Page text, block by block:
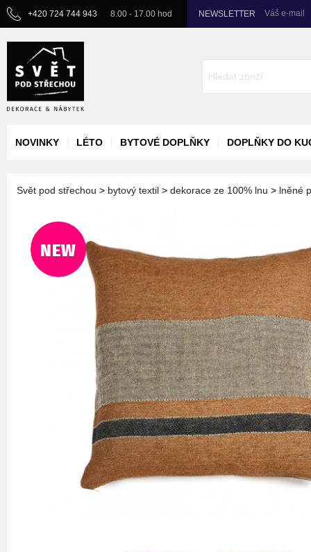
+420 724 744 943 8.00 - 17.00 hod NEWSLETTER Váš e-mail
NOVINKY LÉTO BYTOVÉ DOPLŇKY DOPLŇKY DO
Svět pod střechou > bytový textil > dekorace ze 100% lnu > lněné
NEW